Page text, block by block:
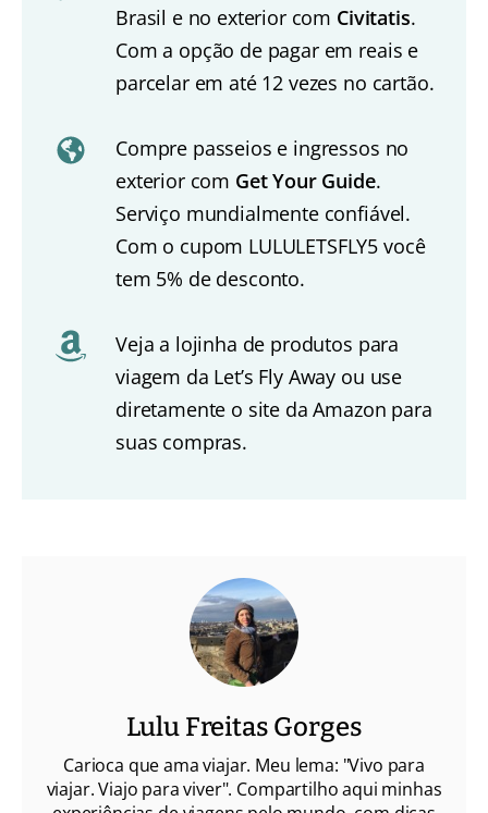
Brasil e no exterior com Civitatis.
Com a opção de pagar em reais e
parcelar em até 12 vezes no cartão.
Compre passeios e ingressos no
exterior com Get Your Guide.
Serviço mundialmente confiável.
Com o cupom LULULETSFLY5 você
tem 5% de desconto.
Veja a lojinha de produtos para
viagem da Let’s Fly Away ou use
diretamente o site da Amazon para
suas compras.
Lulu Freitas Gorges
Carioca que ama viajar. Meu lema: "Vivo para
viajar. Viajo para viver". Compartilho aqui minhas